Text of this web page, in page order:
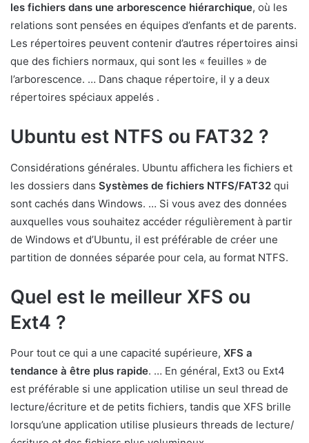
les fichiers dans une arborescence hiérarchique, où les
relations sont pensées en équipes d’enfants et de parents.
Les répertoires peuvent contenir d’autres répertoires ainsi
que des fichiers normaux, qui sont les « feuilles » de
l’arborescence. … Dans chaque répertoire, il y a deux
répertoires spéciaux appelés .
Ubuntu est NTFS ou FAT32 ?
Considérations générales. Ubuntu affichera les fichiers et
les dossiers dans Systèmes de fichiers NTFS/FAT32 qui
sont cachés dans Windows. … Si vous avez des données
auxquelles vous souhaitez accéder régulièrement à partir
de Windows et d’Ubuntu, il est préférable de créer une
partition de données séparée pour cela, au format NTFS.
Quel est le meilleur XFS ou
Ext4 ?
Pour tout ce qui a une capacité supérieure, XFS a
tendance à être plus rapide. … En général, Ext3 ou Ext4
est préférable si une application utilise un seul thread de
lecture/écriture et de petits fichiers, tandis que XFS brille
lorsqu’une application utilise plusieurs threads de lecture/